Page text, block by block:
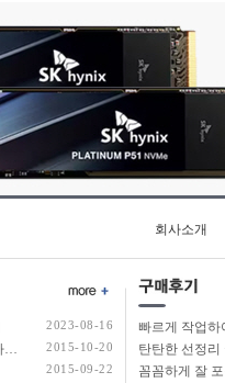
회사소개
2023-08-16
[가이드] 인텔 100시리즈(스카이레이크보드) 에서 윈도우7 USB 설치 방법 소개 2015-10-20
2015-09-22
탄탄한 선정리